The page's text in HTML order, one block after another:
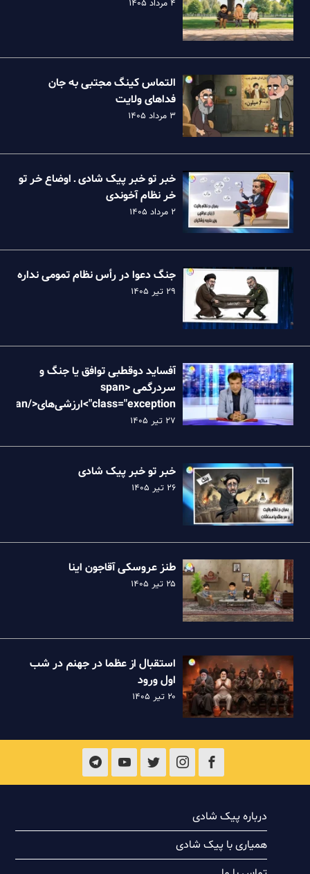
۴ مرداد ۱۴۰۵
التماس کینگ مجتبی به جان
فداهای ولایت
۳ مرداد ۱۴۰۵
خبر تو خبر پیک شادی ـ اوضاع خر تو
خر نظام آخوندی
۲ مرداد ۱۴۰۵
جنگ دعوا در رأس نظام تمومی نداره
۲۹ تیر ۱۴۰۵
آفساید دوقطبی توافق یا جنگ و
سردرگمی <span
نظام
۲۷ تیر ۱۴۰۵
خبر تو خبر پیک شادی
۲۶ تیر ۱۴۰۵
طنز عروسکی آقاجون اینا
۲۵ تیر ۱۴۰۵
استقبال از عظما در جهنم در شب
اول ورود
۲۰ تیر ۱۴۰۵
درباره پیک شادی
همیاری با پیک شادی